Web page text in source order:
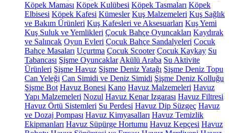
Köpek Maması Köpek Kulübesi Köpek Tasmaları Köpek
Elbisesi Köpek Kafesi Kümesler Kuş Malzemeleri Kuş Sağlık
ve Bakım Ürünleri Kuş Kafesleri ve Aksesuarları Kuş Yemi
Kuş Suluk ve Yemlikleri Çocuk Bahçe Oyuncakları Kaydırak
ve Salıncak Oyun Evleri Çocuk Bahçe Sandalyeleri Çocuk
Bahçe Masaları Uçurtma Çocuk Scooter Çocuk Kaykay Su
Tabancası Şişme Oyuncaklar Akülü Araba Su Aktivite
Ürünleri Şişme Havuz Şişme Deniz Yatağı Şişme Deniz Topu
Can Yeleği Can Simidi ve Deniz Simidi Şişme Deniz Kolluğu
Şişme Bot Havuz Bonesi Kano Havuz Malzemeleri Havuz
Yapı Malzemeleri Nozul Havuz Kenar Izgarası Havuz Filtresi
Havuz Örtü Sistemleri Su Perdesi Havuz Dip Süzgeç Havuz
ve Dozaj Pompası Havuz Kimyasalları Havuz Temizlik
Ekipmanları Havuz Süpürge Hortumu Havuz Kepçesi Havuz